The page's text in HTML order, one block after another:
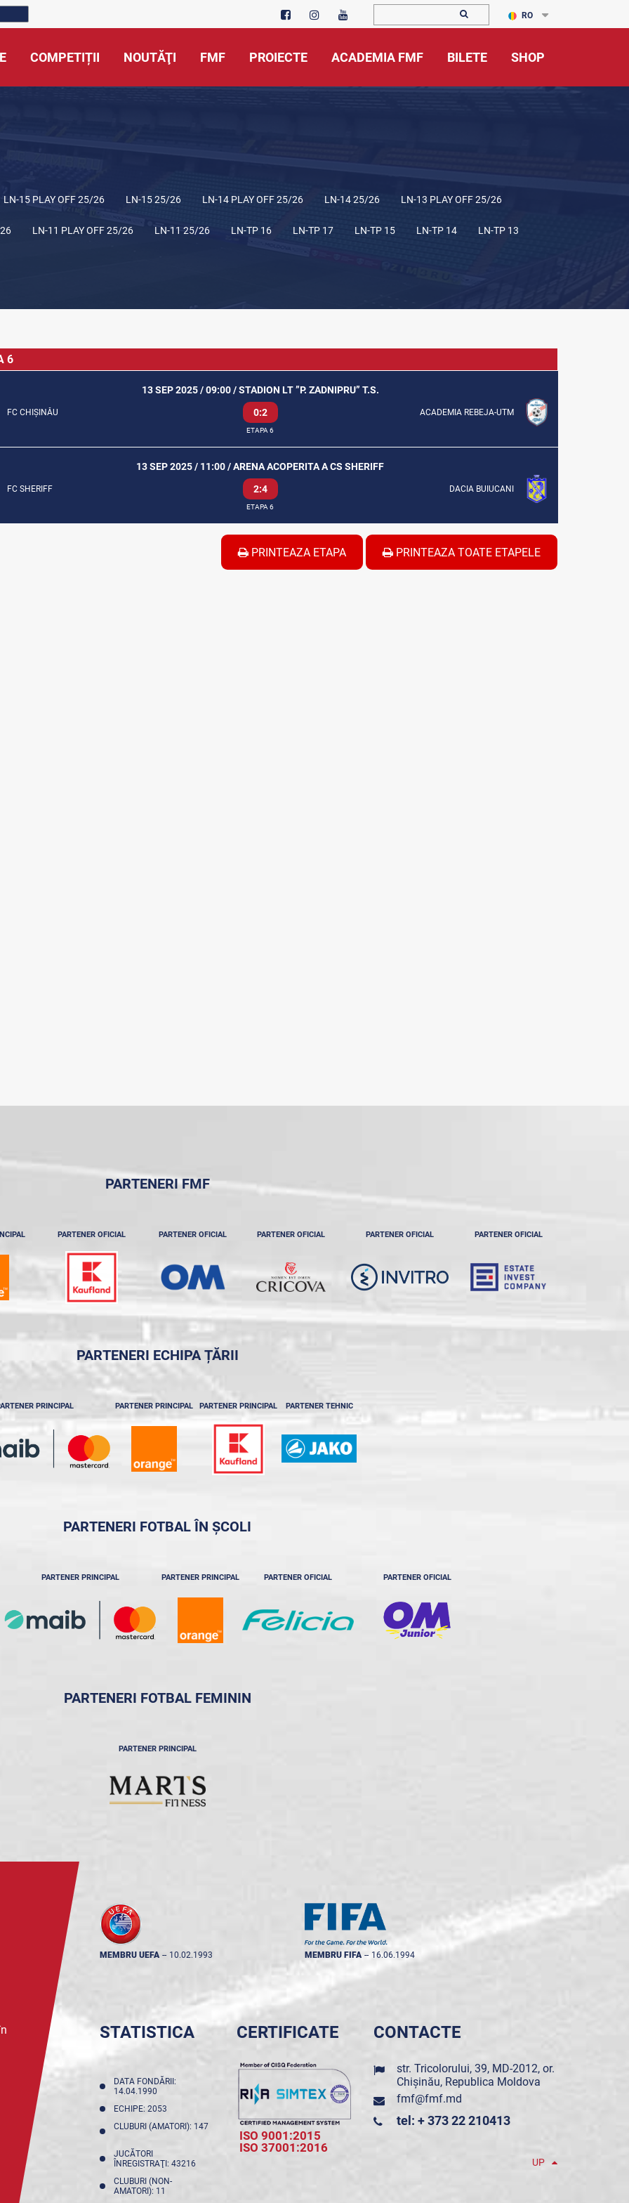
RO
COMPETIȚII NOUTĂŢI FMF PROIECTE ACADEMIA FMF BILETE SHOP
LN-15 PLAY OFF 25/26 LN-15 25/26 LN-14 PLAY OFF 25/26 LN-14 25/26 LN-13 PLAY OFF 25/26
LN-11 PLAY OFF 25/26 LN-11 25/26 LN-TP 16 LN-TP 17 LN-TP 15 LN-TP 14 LN-TP 13
6
13 SEP 2025 / 09:00 / STADION LT ”P. ZADNIPRU” T.S.
FC CHIȘINĂU 0:2 ACADEMIA REBEJA-UTM
ETAPA 6
13 SEP 2025 / 11:00 / ARENA ACOPERITA A CS SHERIFF
FC SHERIFF 2:4 DACIA BUIUCANI
ETAPA 6
PRINTEAZA ETAPA PRINTEAZA TOATE ETAPELE
PARTENERI FMF
PARTENER OFICIAL PARTENER OFICIAL PARTENER OFICIAL PARTENER OFICIAL PARTENER OFICIAL
PARTENERI ECHIPA ȚĂRII
PRINCIPAL PARTENER PRINCIPAL PARTENER PRINCIPAL PARTENER TEHNIC
PARTENERI FOTBAL ÎN ȘCOLI
PARTENER PRINCIPAL PARTENER PRINCIPAL PARTENER OFICIAL PARTENER OFICIAL
PARTENERI FOTBAL FEMININ
PARTENER PRINCIPAL
MEMBRU UEFA -- 10.02.1993 MEMBRU FIFA -- 16.06.1994
STATISTICA
DATA FONDĂRII:
14.04.1990
ECHIPE: 2053
CLUBURI (AMATORI): 147
JUCĂTORI
ÎNREGISTRAŢI: 43216
CLUBURI (NON-
AMATORI): 11
CERTIFICATE
ISO 9001:2015
ISO 37001:2016
CONTACTE
str. Tricolorului, 39, MD-2012, or.
Chișinău, Republica Moldova
fmf@fmf.md
tel: + 373 22 210413
UP